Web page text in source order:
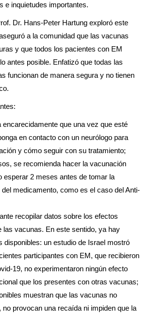
e inquietudes importantes.
Dr. Hans-Peter Hartung exploró este
a la comunidad que las vacunas
y que todos los pacientes con EM
antes posible. Enfatizó que todas las
funcionan de manera segura y no tienen
encarecidamente que una vez que esté
en contacto con un neurólogo para
y cómo seguir con su tratamiento;
se recomienda hacer la vacunación
esperar 2 meses antes de tomar la
medicamento, como es el caso del Anti-
recopilar datos sobre los efectos
las vacunas. En este sentido, ya hay
disponibles: un estudio de Israel mostró
participantes con EM, que recibieron
19, no experimentaron ningún efecto
que los presentes con otras vacunas;
muestran que las vacunas no
no provocan una recaída ni impiden que la